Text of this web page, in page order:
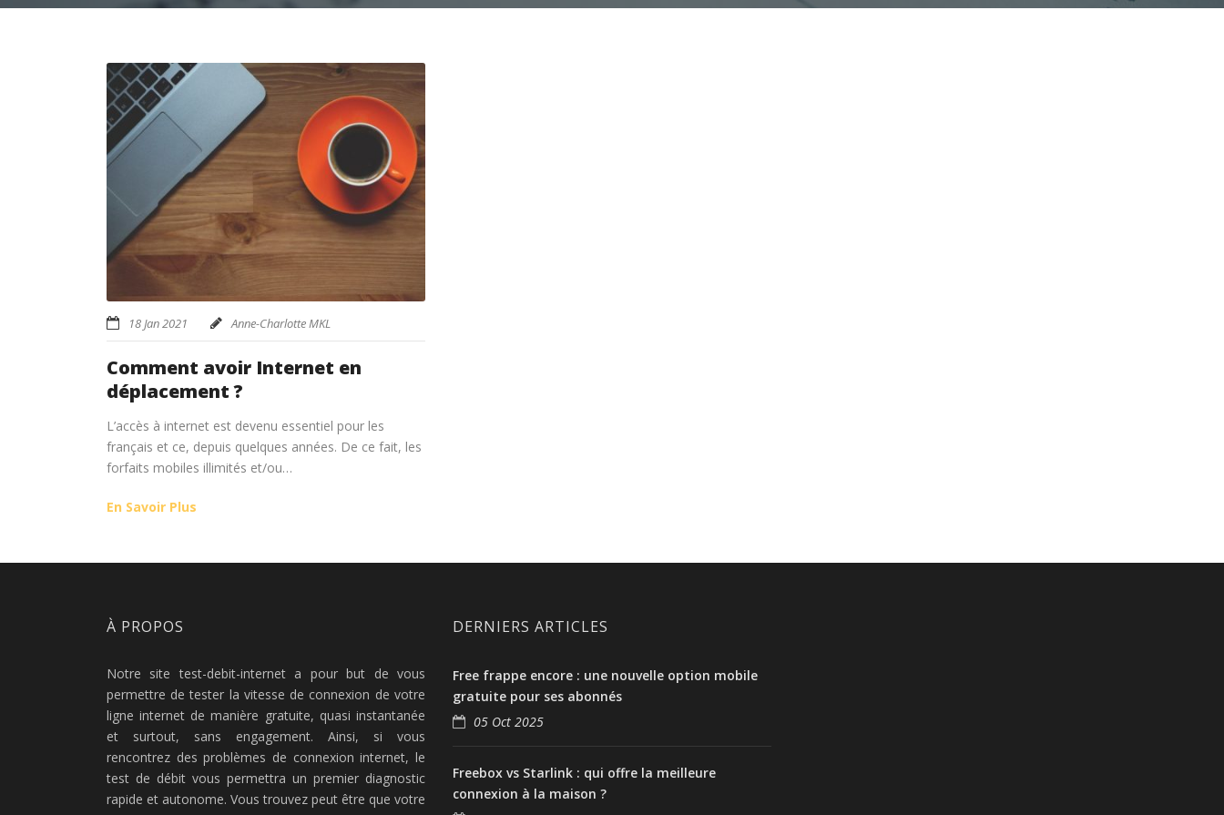
18 Jan 2021 Anne-Charlotte MKL
Comment avoir Internet en
déplacement ?
L’accès à internet est devenu essentiel pour les
français et ce, depuis quelques années. De ce fait, les
forfaits mobiles illimités et/ou…
En Savoir Plus
À PROPOS
Notre site test-debit-internet a pour but de vous
permettre de tester la vitesse de connexion de votre
ligne internet de manière gratuite, quasi instantanée
et surtout, sans engagement. Ainsi, si vous
rencontrez des problèmes de connexion internet, le
test de débit vous permettra un premier diagnostic
rapide et autonome. Vous trouvez peut être que votre
DERNIERS ARTICLES
Free frappe encore : une nouvelle option mobile
gratuite pour ses abonnés
05 Oct 2025
Freebox vs Starlink : qui offre la meilleure
connexion à la maison ?